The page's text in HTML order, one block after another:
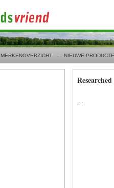
MERKENOVERZICHT NIEUWE